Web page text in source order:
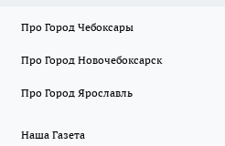
Про Город Чебоксары
Про Город Новочебоксарск
Про Город Ярославль
Наша Газета